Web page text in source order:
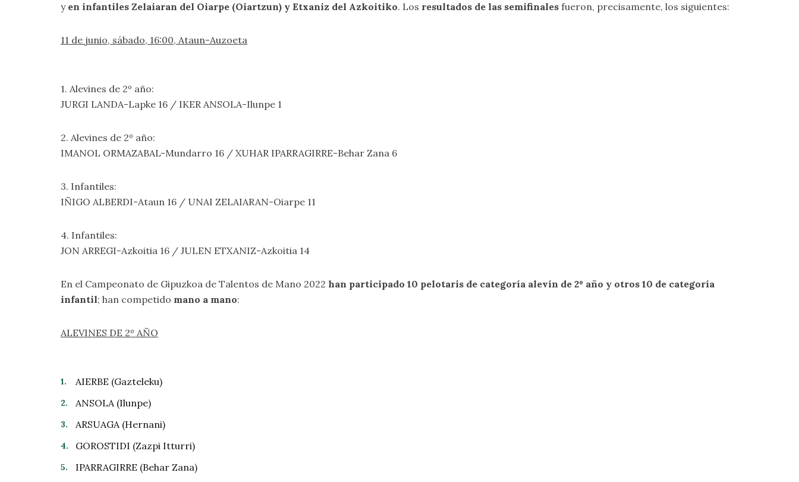
y en infantiles Zelaiaran del Oiarpe (Oiartzun) y Etxaniz del Azkoitiko. Los resultados de las semifinales fueron, precisamente, los siguientes:
11 de junio, sábado, 16:00, Ataun-Auzoeta
1. Alevines de 2º año:
JURGI LANDA-Lapke 16 / IKER ANSOLA-Ilunpe 1
2. Alevines de 2º año:
IMANOL ORMAZABAL-Mundarro 16 / XUHAR IPARRAGIRRE-Behar Zana 6
3. Infantiles:
IÑIGO ALBERDI-Ataun 16 / UNAI ZELAIARAN-Oiarpe 11
4. Infantiles:
JON ARREGI-Azkoitia 16 / JULEN ETXANIZ-Azkoitia 14
En el Campeonato de Gipuzkoa de Talentos de Mano 2022 han participado 10 pelotaris de categoría alevín de 2º año y otros 10 de categoría
infantil; han competido mano a mano:
ALEVINES DE 2º AÑO
AIERBE (Gazteleku)
ANSOLA (Ilunpe)
ARSUAGA (Hernani)
GOROSTIDI (Zazpi Itturri)
IPARRAGIRRE (Behar Zana)